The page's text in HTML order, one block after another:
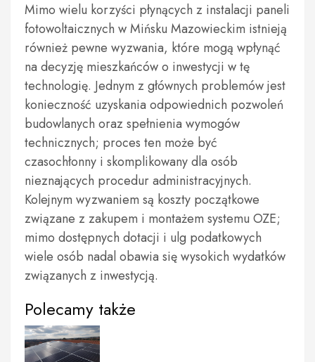
Mimo wielu korzyści płynących z instalacji paneli
fotowoltaicznych w Mińsku Mazowieckim istnieją
również pewne wyzwania, które mogą wpłynąć
na decyzję mieszkańców o inwestycji w tę
technologię. Jednym z głównych problemów jest
konieczność uzyskania odpowiednich pozwoleń
budowlanych oraz spełnienia wymogów
technicznych; proces ten może być
czasochłonny i skomplikowany dla osób
nieznających procedur administracyjnych.
Kolejnym wyzwaniem są koszty początkowe
związane z zakupem i montażem systemu OZE;
mimo dostępnych dotacji i ulg podatkowych
wiele osób nadal obawia się wysokich wydatków
związanych z inwestycją.
Polecamy także